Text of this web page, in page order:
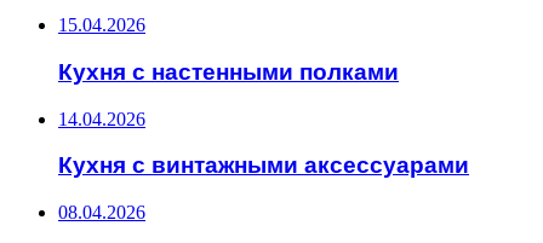
15.04.2026
Кухня с настенными полками
14.04.2026
Кухня с винтажными аксессуарами
08.04.2026